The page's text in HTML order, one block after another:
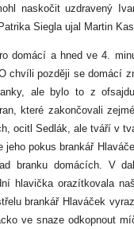
naskočit uzdravený
Siegla ujal Martin
domácí a hned ve 4.
chvíli později se domácí
ale bylo to z
které zakončovali
ocitl Sedlák, ale tváří v
jeho pokus brankář
branku domácích. V
hlavička orazítkovala
brankář Hlaváček
ve snaze odkopnout